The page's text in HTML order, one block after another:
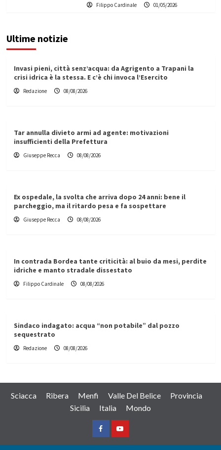
Filippo Cardinale 01/05/2026
Ultime notizie
Invasi pieni, città senz’acqua: da Agrigento a Trapani la
crisi idrica è la stessa. E c’è chi invoca l’Esercito
Redazione 08/08/2026
Tar annulla divieto armi ad agente: motivazioni
insufficienti della Prefettura
Giuseppe Recca 08/08/2026
Ex ospedale, la svolta che arriva dopo 24 anni: bene il
parcheggio, ma il ritardo pesa e fa sospettare
Giuseppe Recca 08/08/2026
In contrada Bordea tante criticità: al buio da mesi, perdite
idriche e manto stradale dissestato
Filippo Cardinale 08/08/2026
Sindaco indagato: acqua “non potabile” dal pozzo
sequestrato
Redazione 08/08/2026
Sciacca Ribera Menfi Valle Del Belice
Provincia
Sicilia
Italia Mondo
FacebookYountube